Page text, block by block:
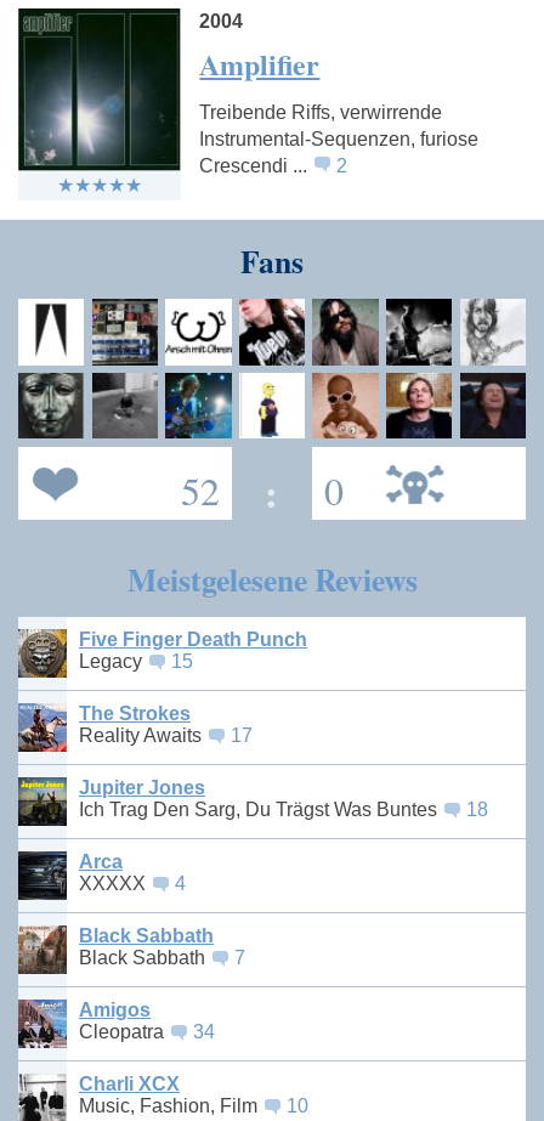
2004
Amplifier
Treibende Riffs, verwirrende
Instrumental-Sequenzen, furiose
Crescendi ...
2
Fans
52 : 0
Meistgelesene Reviews
Five Finger Death Punch
Legacy
15
The Strokes
Reality Awaits
17
Jupiter Jones
Ich Trag Den Sarg, Du Trägst Was Buntes
18
Arca
XXXXX
4
Black Sabbath
Black Sabbath
7
Amigos
Cleopatra
34
Charli XCX
Music, Fashion, Film
10